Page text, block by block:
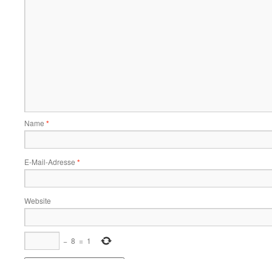
Name *
E-Mail-Adresse *
Website
− 8 = 1